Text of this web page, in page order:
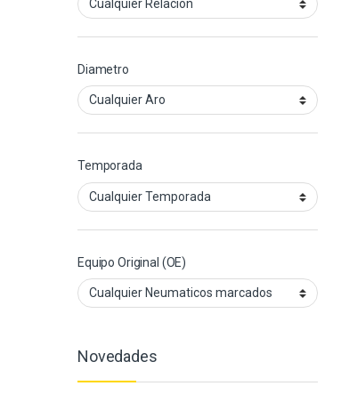
Diametro
Temporada
Equipo Original (OE)
Novedades